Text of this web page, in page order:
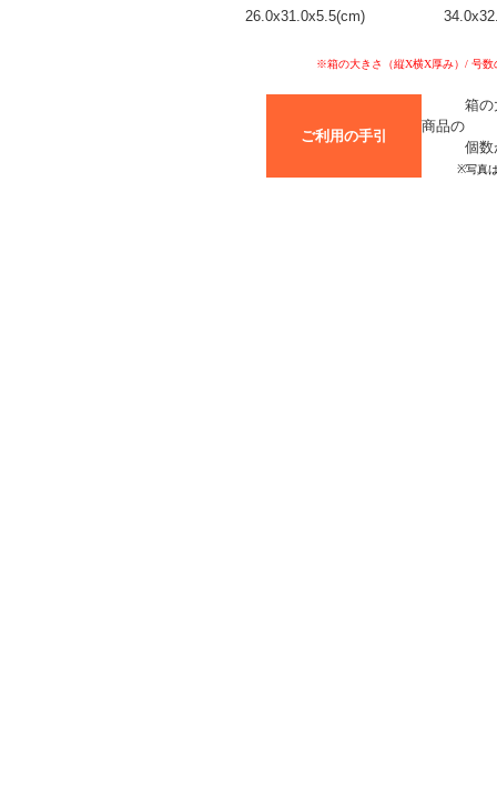
26.0x31.0x5.5(cm)
※箱の大きさ（縦X横X厚み）/ 号数
ご利用の手引
箱の大
商品の
個数が
※写真